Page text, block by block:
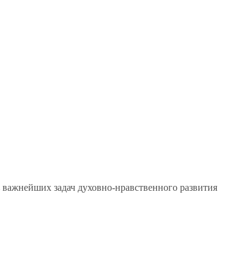
задач духовно-нравственного развития